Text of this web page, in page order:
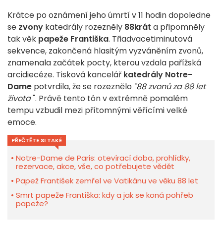
Krátce po oznámení jeho úmrtí v 11 hodin dopoledne
se zvony katedrály rozezněly 88krát a připomněly
tak věk papeže Františka. Třiadvacetiminutová
sekvence, zakončená hlasitým vyzváněním zvonů,
znamenala začátek pocty, kterou vzdala pařížská
arcidiecéze. Tisková kancelář katedrály Notre-
Dame potvrdila, že se rozeznělo "88 zvonů za 88 let
života". Právě tento tón v extrémně pomalém
tempu vzbudil mezi přítomnými věřícími velké
emoce.
PŘEČTĚTE SI TAKÉ
Notre-Dame de Paris: otevírací doba, prohlídky,
rezervace, akce, vše, co potřebujete vědět
Papež František zemřel ve Vatikánu ve věku 88 let
Smrt papeže Františka: kdy a jak se koná pohřeb
papeže?